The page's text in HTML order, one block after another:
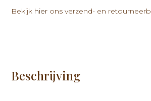
Bekijk hier ons verzend- en
Beschrijving